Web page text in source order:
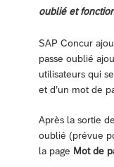
oublié et
SAP Concur
passe oublié
utilisateurs qui
et d’un mot de
Après la sortie
oublié (prévue
la page Mot de